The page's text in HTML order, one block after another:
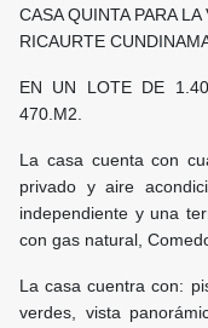
CASA QUINTA PARA
RICAURTE
EN UN LOTE DE
470.M2.
La casa cuenta con
privado y aire
independiente y una
con gas natural,
La casa cuentra con:
verdes, vista